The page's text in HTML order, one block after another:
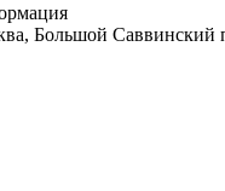
Большой Саввинский